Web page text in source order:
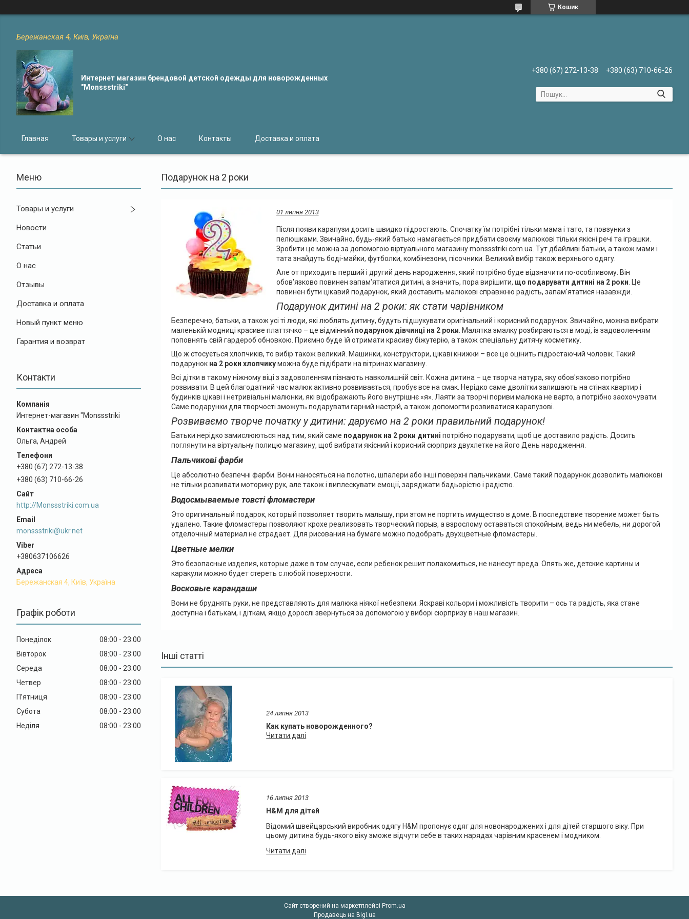
Кошик
Бережанская 4, Київ, Україна
Интернет магазин брендовой детской одежды для новорожденных
"Monssstriki"
+380 (67) 272-13-38 +380 (63) 710-66-26
Главная Товары и услуги О нас Контакты Доставка и оплата
Товары и услуги
Новости
Статьи
О нас
Отзывы
Доставка и оплата
Новый пункт меню
Гарантия и возврат
Контакти
Интернет-магазин "Monssstriki
Ольга, Андрей
+380 (67) 272-13-38
+380 (63) 710-66-26
http://Monssstriki.com.ua
monssstriki@ukr.net
+380637106626
Бережанская 4, Київ, Україна
Графік роботи
Понеділок 08:00
23:00
Вівторок
08:00
23:00
Середа
08:00
23:00
Четвер
08:00
23:00
Пʼятниця
08:00
23:00
Субота
08:00
23:00
Неділя
08:00 23:00
Подарунок на 2 роки
01 липня 2013
Після появи карапузи досить швидко підростають. Спочатку їм потрібні тільки мама і тато, та повзунки з
пелюшками. Звичайно, будь-який батько намагається придбати своєму малюкові тільки якісні речі та іграшки.
Зробити це можна за допомогою віртуального магазину monssstriki.com.ua. Тут дбайливі батьки, а також мами і
тата знайдуть боді-майки, футболки, комбінезони, пісочники. Великий вибір також верхнього одягу.
Але от приходить перший і другий день народження, який потрібно буде відзначити по-особливому. Він
обов'язково повинен запам'ятатися дитині, а значить, пора вирішити, що подарувати дитині на 2 роки . Це
повинен бути цікавий подарунок, який доставить малюкові справжню радість, запам'ятатися назавжди.
Подарунок дитині на 2 роки: як стати чарівником
Безперечно, батьки, а також усі ті люди, які люблять дитину, будуть підшукувати оригінальний і корисний подарунок. Звичайно, можна вибрати
маленькій модниці красиве платтячко – це відмінний подарунок дівчинці на 2 роки . Малятка змалку розбираються в моді, із задоволенням
поповнять свій гардероб обновкою. Приємно буде їй отримати красиву біжутерію, а також спеціальну дитячу косметику.
Що ж стосується хлопчиків, то вибір також великий. Машинки, конструктори, цікаві книжки – все це оцінить підростаючий чоловік. Такий
подарунок на 2 роки хлопчикуможна буде підібрати на вітринах магазину.
Всі дітки в такому ніжному віці з задоволенням пізнають навколишній світ. Кожна дитина – це творча натура, яку обов'язково потрібно
розвивати. В цей благодатний час малюк активно розвивається, пробує все на смак. Нерідко саме дволітки залишають на стінах квартир і
будинків цікаві і нетривіальні малюнки, які відображають його внутрішнє «я». Лаяти за творчі пориви малюка не варто, а потрібно заохочувати.
Саме подарунки для творчості зможуть подарувати гарний настрій, а також допомогти розвиватися карапузові.
Розвиваємо творче початку у дитини: даруємо на 2 роки правильний подарунок!
Батьки нерідко замислюються над тим, який саме подарунок на 2 роки дитині потрібно подарувати, щоб це доставило радість. Досить
поглянути на віртуальну полицю магазину, щоб вибрати якісний і корисний сюрприз двухлетке на його День народження.
Пальчикові фарби
Це абсолютно безпечні фарби. Вони наносяться на полотно, шпалери або інші поверхні пальчиками. Саме такий подарунок дозволить малюкові
не тільки розвивати моторику рук, але також і виплескувати емоції, заряджати бадьорістю і радістю.
Водосмываемые товсті фломастери
Это оригинальный подарок, который позволяет творить малышу, при этом не портить имущество в доме. В последствие творение может быть
удалено. Такие фломастеры позволяют крохе реализовать творческий порыв, а взрослому оставаться спокойным, ведь ни мебель, ни дорогой
отделочный материал не страдает. Для рисования на бумаге можно подобрать двухцветные фломастеры.
Цветные мелки
Это безопасные изделия, которые даже в том случае, если ребенок решит полакомиться, не нанесут вреда. Опять же, детские картины и
каракули можно будет стереть с любой поверхности.
Восковые карандаши
Вони не бруднять руки, не представляють для малюка ніякої небезпеки. Яскраві кольори і можливість творити – ось та радість, яка стане
доступна і батькам, і діткам, якщо дорослі звернуться за допомогою у виборі сюрпризу в наш магазин.
Інші статті
24 липня 2013
Как купать новорожденного?
16 липня 2013
H&M для дітей
Відомий швейцарський виробник одягу H&M пропонує одяг для новонароджених і для дітей старшого віку. При
цьому дитина будь-якого віку зможе відчути себе в таких нарядах чарівним красенем і модником.
Сайт створений на маркетплейсі Prom.ua
Продавець на Bigl.ua